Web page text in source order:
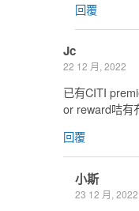
回覆
Jc
22 12 月, 2022
已有CITI
or reward咭有
回覆
小斯
23 12 月, 2022